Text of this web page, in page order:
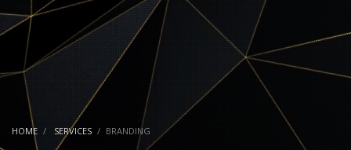
HOME SERVICES BRANDING